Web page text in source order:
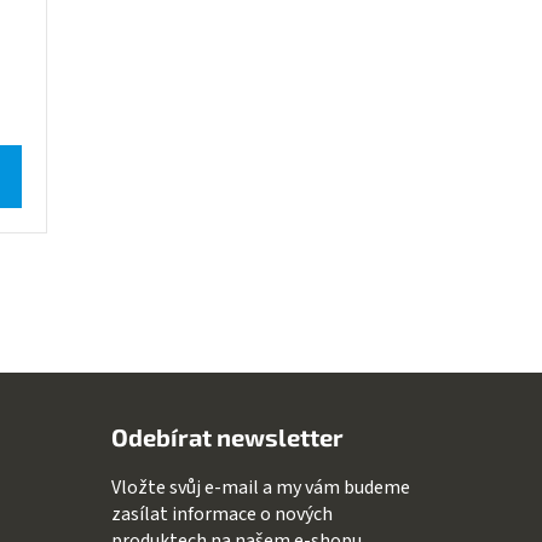
Odebírat newsletter
Vložte svůj e-mail a my vám budeme
zasílat informace o nových